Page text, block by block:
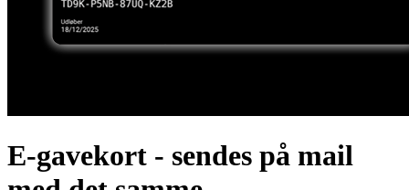
E-gavekort - sendes på mail